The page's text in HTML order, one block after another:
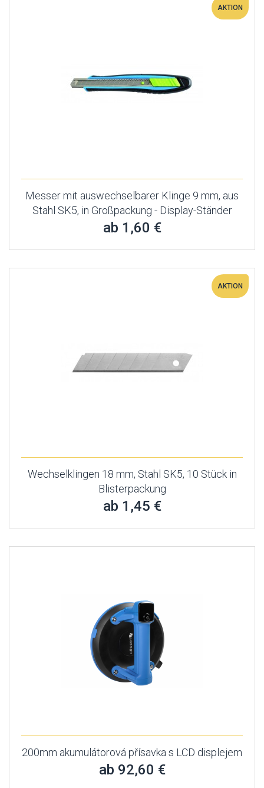
AKTION
Messer mit auswechselbarer Klinge 9 mm, aus
Stahl SK5, in Großpackung - Display-Ständer
ab 1,60 €
AKTION
Wechselklingen 18 mm, Stahl SK5, 10 Stück in
Blisterpackung
ab 1,45 €
200mm akumulátorová přísavka s LCD displejem
ab 92,60 €